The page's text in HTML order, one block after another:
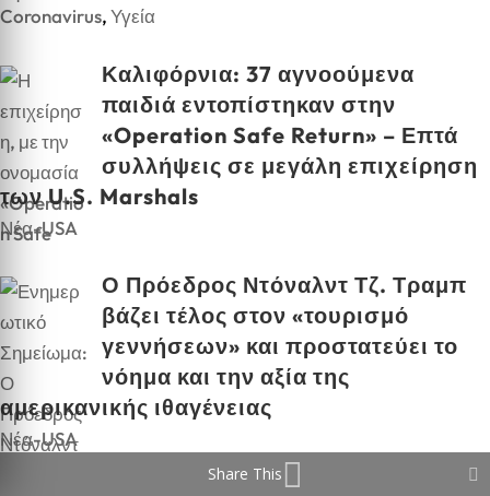
Coronavirus,Υγεία
Καλιφόρνια: 37 αγνοούμενα
παιδιά εντοπίστηκαν στην
«Operation Safe Return» – Επτά
συλλήψεις σε μεγάλη επιχείρηση
των U.S. Marshals
Νέα-USA
Ο Πρόεδρος Ντόναλντ Τζ. Τραμπ
βάζει τέλος στον «τουρισμό
γεννήσεων» και προστατεύει το
νόημα και την αξία της
αμερικανικής ιθαγένειας
Νέα-USA
Share This